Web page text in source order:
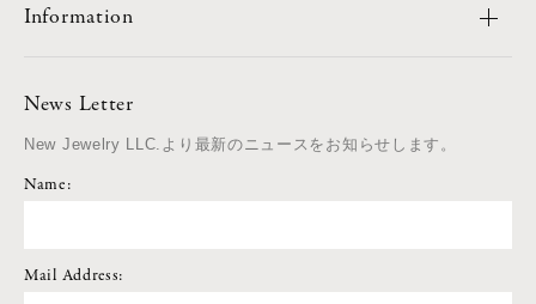
Information
News Letter
New Jewelry LLC.より最新のニュースをお知らせします。
Name:
Mail Address: